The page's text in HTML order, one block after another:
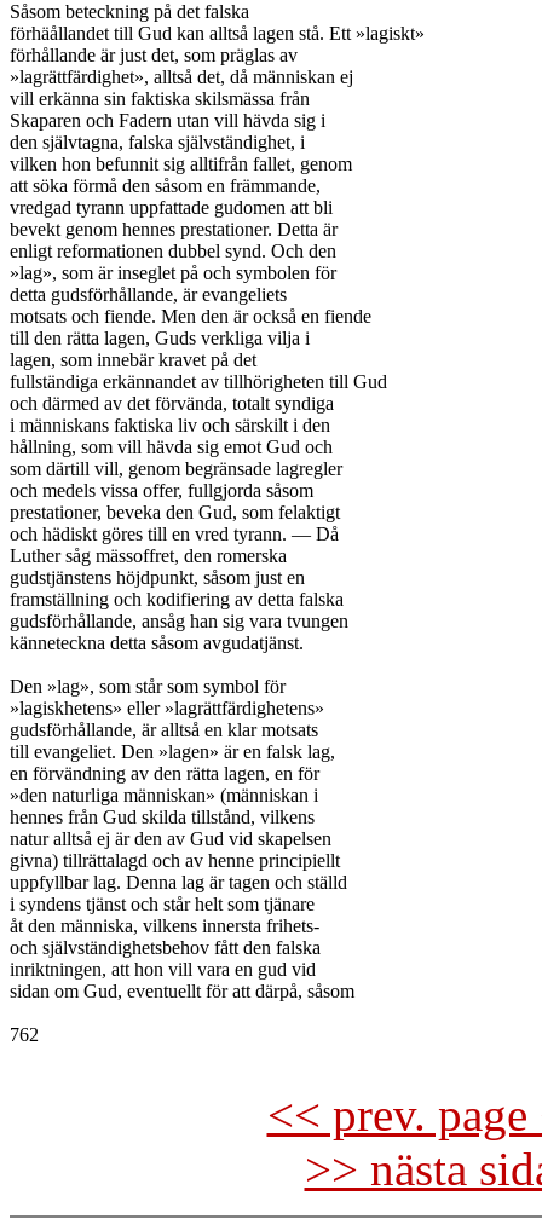
Såsom beteckning på det falska
förhäållandet till Gud kan alltså lagen stå. Ett »lagiskt»
förhållande är just det, som präglas av
»lagrättfärdighet», alltså det, då människan ej
vill erkänna sin faktiska skilsmässa från
Skaparen och Fadern utan vill hävda sig i
den självtagna, falska självständighet, i
vilken hon befunnit sig alltifrån fallet, genom
att söka förmå den såsom en främmande,
vredgad tyrann uppfattade gudomen att bli
bevekt genom hennes prestationer. Detta är
enligt reformationen dubbel synd. Och den
»lag», som är inseglet på och symbolen för
detta gudsförhållande, är evangeliets
motsats och fiende. Men den är också en fiende
till den rätta lagen, Guds verkliga vilja i
lagen, som innebär kravet på det
fullständiga erkännandet av tillhörigheten till Gud
och därmed av det förvända, totalt syndiga
i människans faktiska liv och särskilt i den
hållning, som vill hävda sig emot Gud och
som därtill vill, genom begränsade lagregler
och medels vissa offer, fullgjorda såsom
prestationer, beveka den Gud, som felaktigt
och hädiskt göres till en vred tyrann. — Då
Luther såg mässoffret, den romerska
gudstjänstens höjdpunkt, såsom just en
framställning och kodifiering av detta falska
gudsförhållande, ansåg han sig vara tvungen
känneteckna detta såsom avgudatjänst.
Den »lag», som står som symbol för
»lagiskhetens» eller »lagrättfärdighetens»
gudsförhållande, är alltså en klar motsats
till evangeliet. Den »lagen» är en falsk lag,
en förvändning av den rätta lagen, en för
»den naturliga människan» (människan i
hennes från Gud skilda tillstånd, vilkens
natur alltså ej är den av Gud vid skapelsen
givna) tillrättalagd och av henne principiellt
uppfyllbar lag. Denna lag är tagen och ställd
i syndens tjänst och står helt som tjänare
åt den människa, vilkens innersta frihets-
och självständighetsbehov fått den falska
inriktningen, att hon vill vara en gud vid
sidan om Gud, eventuellt för att därpå, såsom
762
<< prev.
>> nästa